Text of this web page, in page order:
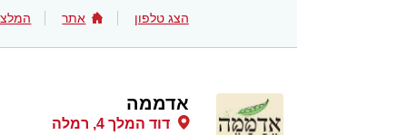
הצג טלפון אתר
אדממה
דוד המלך 4, רמלה